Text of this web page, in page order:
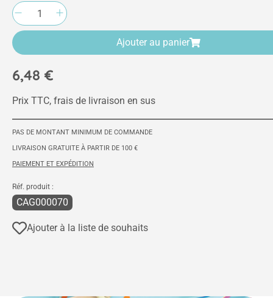
6,48 €
Prix TTC, frais de livraison en sus
Quantité de produit : Entrez la quantité
Ajouter au panier
PAS DE MONTANT MINIMUM DE COMMANDE
LIVRAISON GRATUITE À PARTIR DE 100 €
PAIEMENT ET EXPÉDITION
Réf. produit :
CAG000070
Ajouter à la liste de souhaits